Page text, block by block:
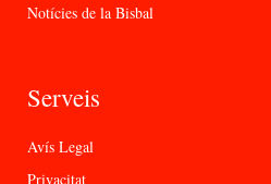
Notícies de la Bisbal
Serveis
Avís Legal
Privacitat